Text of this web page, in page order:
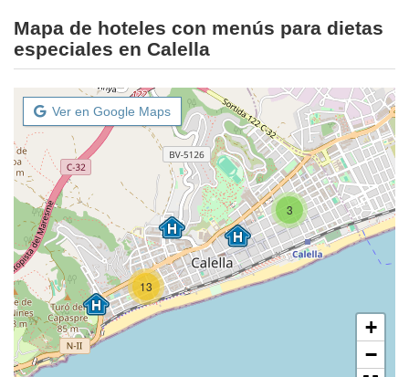
Mapa de hoteles con menús para dietas
especiales en Calella
Ver en Google Maps
3
13
+
−